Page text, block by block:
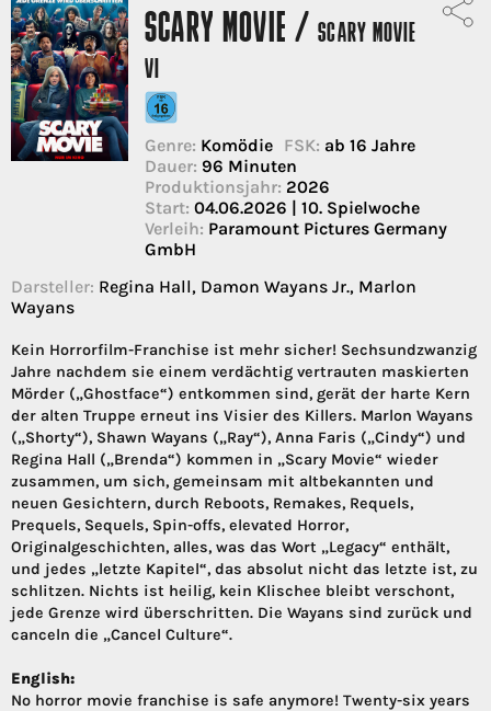
SCARY MOVIE /SCARY MOVIE
VI
Genre: Komödie FSK: ab 16 Jahre
Dauer: 96 Minuten
Produktionsjahr: 2026
Start: 04.06.2026 | 10. Spielwoche
Verleih: Paramount Pictures Germany
GmbH
Darsteller: Regina Hall, Damon Wayans Jr., Marlon
Wayans
Kein Horrorfilm-Franchise ist mehr sicher! Sechsundzwanzig
Jahre nachdem sie einem verdächtig vertrauten maskierten
Mörder („Ghostface“) entkommen sind, gerät der harte Kern
der alten Truppe erneut ins Visier des Killers. Marlon Wayans
(„Shorty“), Shawn Wayans („Ray“), Anna Faris („Cindy“) und
Regina Hall („Brenda“) kommen in „Scary Movie“ wieder
zusammen, um sich, gemeinsam mit altbekannten und
neuen Gesichtern, durch Reboots, Remakes, Requels,
Prequels, Sequels, Spin-offs, elevated Horror,
Originalgeschichten, alles, was das Wort „Legacy“ enthält,
und jedes „letzte Kapitel“, das absolut nicht das letzte ist, zu
schlitzen. Nichts ist heilig, kein Klischee bleibt verschont,
jede Grenze wird überschritten. Die Wayans sind zurück und
canceln die „Cancel Culture“.
English:
No horror movie franchise is safe anymore! Twenty-six years